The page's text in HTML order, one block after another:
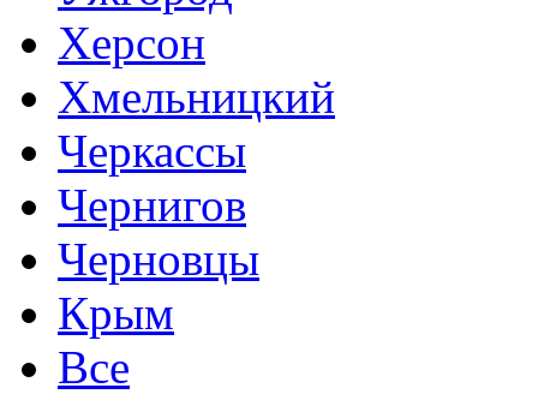
Херсон
Хмельницкий
Черкассы
Чернигов
Черновцы
Крым
Все